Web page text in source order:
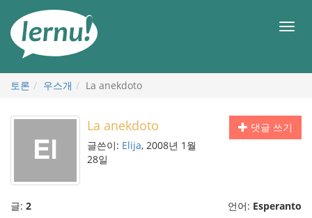
메
토론 우스개 La anekdoto
댓글 쓰기
La anekdoto
글쓴이: Elija, 2008년 1월
28일
글: 2 언어: Esperanto